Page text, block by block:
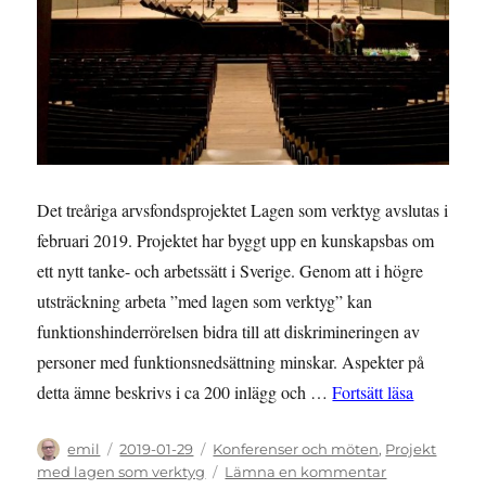
Det treåriga arvsfondsprojektet Lagen som verktyg avslutas i
februari 2019. Projektet har byggt upp en kunskapsbas om
ett nytt tanke- och arbetssätt i Sverige. Genom att i högre
utsträckning arbeta ”med lagen som verktyg” kan
funktionshinderrörelsen bidra till att diskrimineringen av
personer med funktionsnedsättning minskar. Aspekter på
detta ämne beskrivs i ca 200 inlägg och …Fortsätt läsa
Författare
emil
Publicerat
den
2019-01-29 Kategorier
Konferenser och möten, Projekt
med lagen som verktyg
Lämna en kommentartill